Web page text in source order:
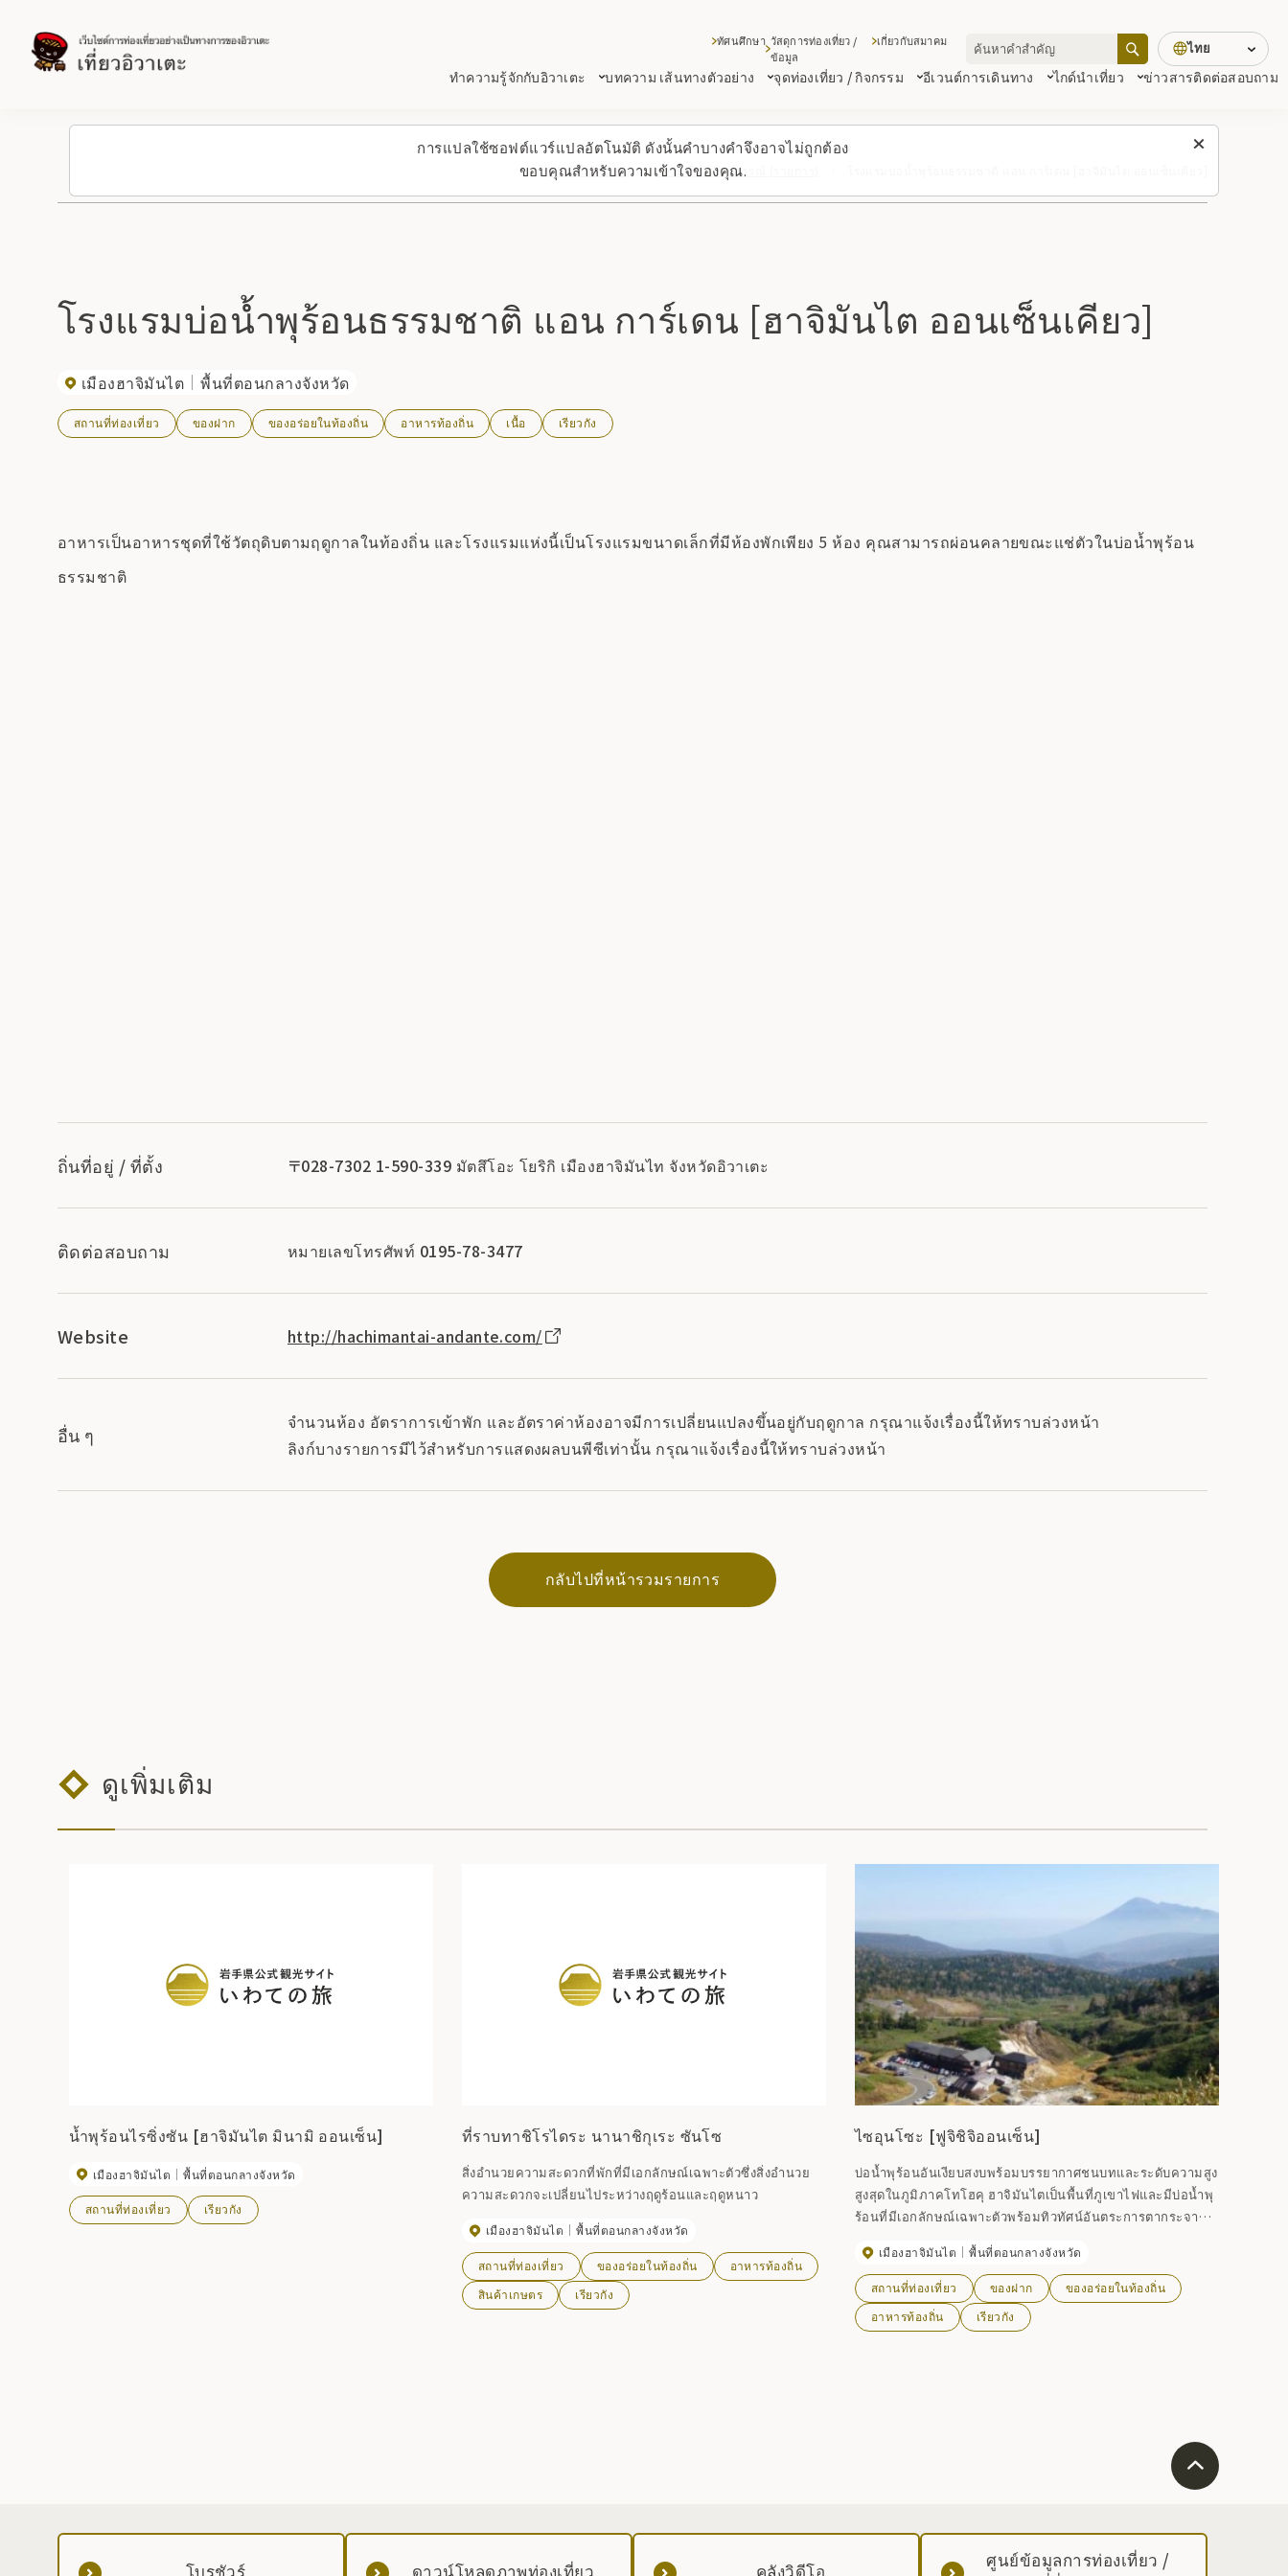
การแปลใช้ซอฟต์แวร์แปลอัตโนมัติ ดังนั้นคำบางคำจึงอาจไม่ถูกต้อง
ขอบคุณสำหรับความเข้าใจของคุณ.
ทำความรู้จักกับอิวาเตะ บทความ เส้นทางตัวอย่าง จุดท่องเที่ยว / กิจกรรม อีเวนต์การเดินทาง ไกด์นำเที่ยว ข่าวสารติดต่อสอบถาม
ทัศนศึกษา วัสดุการท่องเที่ยว /
ข้อมูล
เกี่ยวกับสมาคม ไทย
กลับขึ้นด้านบน สถานที่/ประสบการณ์ (รายการ)
โรงแรมบ่อน้ำพุร้อนธรรมชาติ แอน การ์เดน [ฮาจิมันไต ออนเซ็นเคียว]
เมืองฮาจิมันไต พื้นที่ตอนกลางจังหวัด
สถานที่ท่องเที่ยว ของฝาก ของอร่อยในท้องถิ่น อาหารท้องถิ่น เนื้อ เรียวกัง
อาหารเป็นอาหารชุดที่ใช้วัตถุดิบตามฤดูกาลในท้องถิ่น และโรงแรมแห่งนี้เป็นโรงแรมขนาดเล็กที่มีห้องพักเพียง 5 ห้อง คุณสามารถผ่อนคลายขณะแช่ตัวในบ่อน้ำพุร้อน
ธรรมชาติ
ถิ่นที่อยู่ / ที่ตั้ง 〒028-7302 1-590-339 มัตสึโอะ โยริกิ เมืองฮาจิมันไท จังหวัดอิวาเตะ
ติดต่อสอบถาม หมายเลขโทรศัพท์ 0195-78-3477
Website http://hachimantai-andante.com/
อื่น ๆ
จำนวนห้อง อัตราการเข้าพัก และอัตราค่าห้องอาจมีการเปลี่ยนแปลงขึ้นอยู่กับฤดูกาล กรุณาแจ้งเรื่องนี้ให้ทราบล่วงหน้า
ลิงก์บางรายการมีไว้สำหรับการแสดงผลบนพีซีเท่านั้น กรุณาแจ้งเรื่องนี้ให้ทราบล่วงหน้า
กลับไปที่หน้ารวมรายการ
ดูเพิ่มเติม
น้ำพุร้อนไรซิ่งซัน [ฮาจิมันไต มินามิ ออนเซ็น]
เมืองฮาจิมันไต พื้นที่ตอนกลางจังหวัด
สถานที่ท่องเที่ยว เรียวกัง
ที่ราบทาชิโรไดระ นานาชิกุเระ ซันโซ
สิ่งอำนวยความสะดวกที่พักที่มีเอกลักษณ์เฉพาะตัวซึ่งสิ่งอำนวย
ความสะดวกจะเปลี่ยนไประหว่างฤดูร้อนและฤดูหนาว
เมืองฮาจิมันไต พื้นที่ตอนกลางจังหวัด
สถานที่ท่องเที่ยว ของอร่อยในท้องถิ่น
อาหารท้องถิ่น
สินค้าเกษตร
เรียวกัง
ไซอุนโซะ [ฟูจิชิจิออนเซ็น]
บ่อน้ำพุร้อนอันเงียบสงบพร้อมบรรยากาศชนบทและระดับความสูง
สูงสุดในภูมิภาคโทโฮคุ ฮาจิมันไตเป็นพื้นที่ภูเขาไฟและมีบ่อน้ำพุ
ร้อนที่มีเอกลักษณ์เฉพาะตัวพร้อมทิวทัศน์อันตระการตากระจายอ
แจ้งที่มีเมฆมากซึ่งพุ่งออกมาจากอ่างอาบน้ำ และอ่างโคลนที่มี
ส่วนผสมของน้ำพุร้อนมากมาย ในวันที่อากาศดีสามารถชม
พระอาทิตย์ขึ้นและชมทะเลหมอกอันงดงามได้
เมืองฮาจิมันไต พื้นที่ตอนกลางจังหวัด
สถานที่ท่องเที่ยว ของฝาก
ของอร่อยในท้องถิ่น
อาหารท้องถิ่น
เรียวกัง
โบรชัวร์ ดาวน์โหลดภาพท่องเที่ยว คลังวิดีโอ
ศูนย์ข้อมูลการท่องเที่ยว /